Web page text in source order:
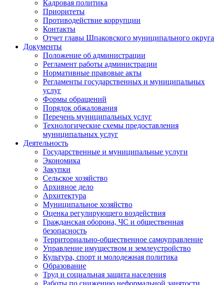
Кадровая политика
Приоритеты
Противодействие коррупции
Контакты
Отчет главы Шпаковского муниципального округа
Документы
Положение об администрации
Регламент работы администрации
Нормативные правовые акты
Регламенты государственных и муниципальных
услуг
Формы обращений
Порядок обжалования
Перечень муниципальных услуг
Технологические схемы предоставления
муниципальных услуг
Деятельность
Государственные и муниципальные услуги
Экономика
Закупки
Сельское хозяйство
Архивное дело
Архитектура
Муниципальное хозяйство
Оценка регулирующего воздействия
Гражданская оборона, ЧС и общественная
безопасность
Территориально-общественное самоуправление
Управление имуществом и землеустройство
Культура, спорт и молодежная политика
Образование
Труд и социальная защита населения
Работы по снижению неформальной занятости